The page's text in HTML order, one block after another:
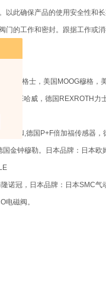
此确保产品的使用安全性和
的工作和密封。跟据工作或
威格士，美国MOOG穆格，
哈威，德国REXROTH
德国P+F倍加福传感器
金钟穆勒。日本品牌：日本欧
诺冠，日本品牌：日本SMC
电磁阀。